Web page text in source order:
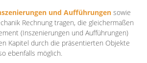
und Aufführungen sowie
Rechnung tragen, die gleichermaßen
(Inszenierungen und Aufführungen)
Kapitel durch die präsentierten Objekte
ebenfalls möglich.